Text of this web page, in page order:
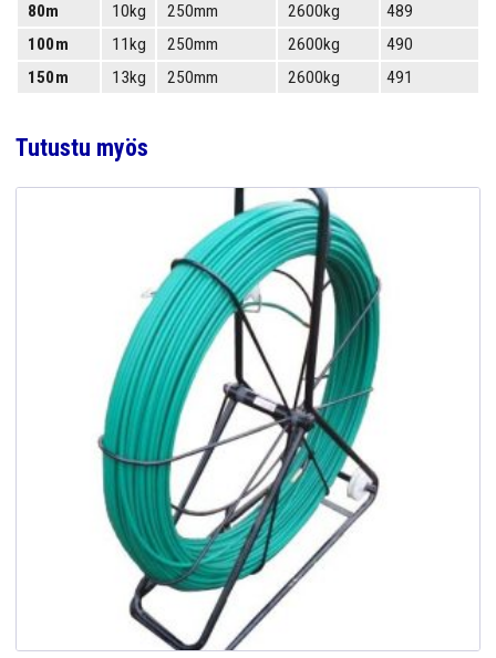
80m
10kg 250mm 2600kg
489
100m
11kg 250mm 2600kg
490
150m
13kg 250mm 2600kg 491
Tutustu myös